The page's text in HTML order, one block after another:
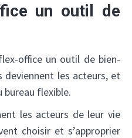
un outil de
office un outil de bien-
les acteurs, et
bureau flexible.
les acteurs de leur vie
choisir et s’approprier